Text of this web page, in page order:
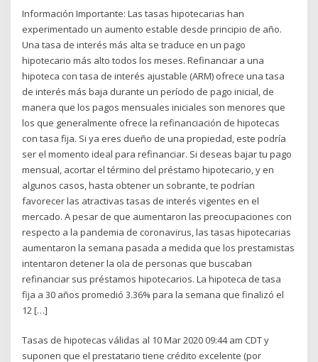
Información Importante: Las tasas hipotecarias han
experimentado un aumento estable desde principio de año.
Una tasa de interés más alta se traduce en un pago
hipotecario más alto todos los meses. Refinanciar a una
hipoteca con tasa de interés ajustable (ARM) ofrece una tasa
de interés más baja durante un período de pago inicial, de
manera que los pagos mensuales iniciales son menores que
los que generalmente ofrece la refinanciación de hipotecas
con tasa fija. Si ya eres dueño de una propiedad, este podría
ser el momento ideal para refinanciar. Si deseas bajar tu pago
mensual, acortar el término del préstamo hipotecario, y en
algunos casos, hasta obtener un sobrante, te podrían
favorecer las atractivas tasas de interés vigentes en el
mercado. A pesar de que aumentaron las preocupaciones con
respecto a la pandemia de coronavirus, las tasas hipotecarias
aumentaron la semana pasada a medida que los prestamistas
intentaron detener la ola de personas que buscaban
refinanciar sus préstamos hipotecarios. La hipoteca de tasa
fija a 30 años promedió 3.36% para la semana que finalizó el
12 […]
Tasas de hipotecas válidas al 10 Mar 2020 09:44 am CDT y
suponen que el prestatario tiene crédito excelente (por